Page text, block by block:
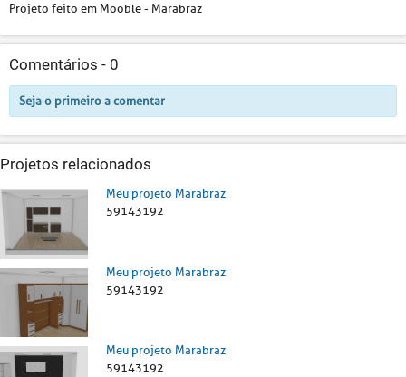
Projeto feito em Mooble - Marabraz
Comentários - 0
Seja o primeiro a comentar
Projetos relacionados
Meu projeto Marabraz
59143192
Meu projeto Marabraz
59143192
Meu projeto Marabraz
59143192